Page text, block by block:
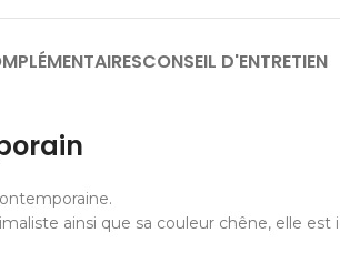
CONSEIL D'ENTRETIEN
ainsi que sa couleur chêne, elle